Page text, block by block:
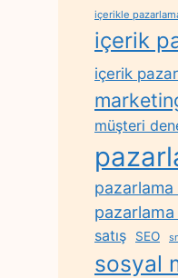
içerikle
içerik
içerik
müşteri
pazarlama
satış SEO
sosyal